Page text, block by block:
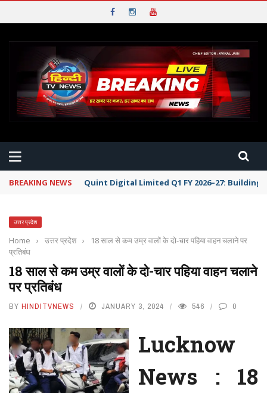
BREAKING NEWS Quint Digital Limited Q1 FY 2026–27:
उत्तर प्रदेश
Home › उत्तर प्रदेश ›
18 साल से कम उम्र वालों के दो-चार पहिया वाहन चलाने पर
प्रतिबंध
18 साल से कम उम्र वालों के दो-चार पहिया वाहन चलाने
पर प्रतिबंध
BY HINDITVNEWS JANUARY 3, 2024 546 0
Lucknow
News : 18